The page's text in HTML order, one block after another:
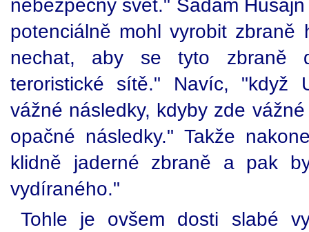
nebezpečný svět." Sadám
potenciálně mohl vyrobit
nechat, aby se tyto zbraně
teroristické sítě." Navíc, "když
vážné následky, kdyby zde
opačné následky." Takže
klidně jaderné zbraně a pak
vydíraného."
Tohle je ovšem dosti slabé